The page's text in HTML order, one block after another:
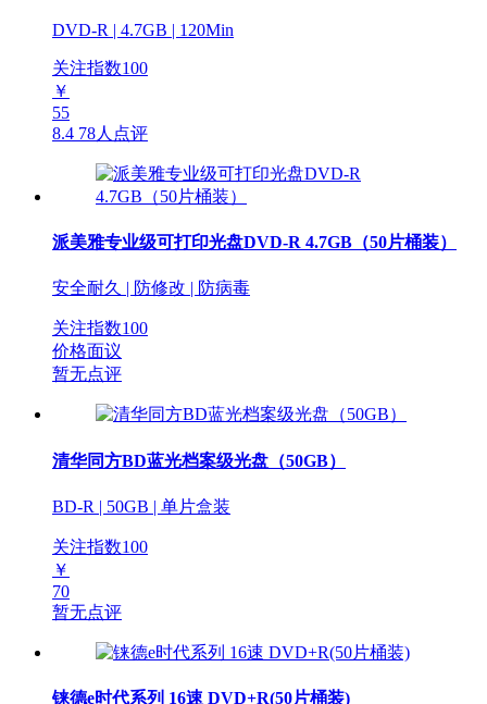
DVD-R | 4.7GB | 120Min
关注指数100
￥
55
8.4 78人点评
派美雅专业级可打印光盘DVD-R 4.7GB（50片桶装）
安全耐久 | 防修改 | 防病毒
关注指数100
价格面议
暂无点评
清华同方BD蓝光档案级光盘（50GB）
BD-R | 50GB | 单片盒装
关注指数100
￥
70
暂无点评
铼德e时代系列 16速 DVD+R(50片桶装)